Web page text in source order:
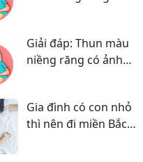
sữa
Giải đáp: Thun màu
niềng răng có ảnh
không?
Gia đình có con nhỏ
thì nên đi miền Bắc